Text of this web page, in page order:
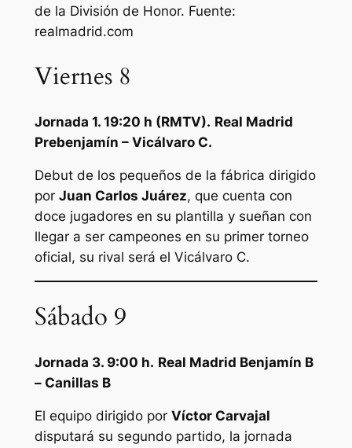
de la División de Honor. Fuente:
realmadrid.com
Viernes 8
Jornada 1. 19:20 h (RMTV). Real Madrid
Prebenjamín – Vicálvaro C.
Debut de los pequeños de la fábrica dirigido
por Juan Carlos Juárez, que cuenta con
doce jugadores en su plantilla y sueñan con
llegar a ser campeones en su primer torneo
oficial, su rival será el Vicálvaro C.
Sábado 9
Jornada 3. 9:00 h. Real Madrid Benjamín B
– Canillas B
El equipo dirigido por Víctor Carvajal
disputará su segundo partido, la jornada